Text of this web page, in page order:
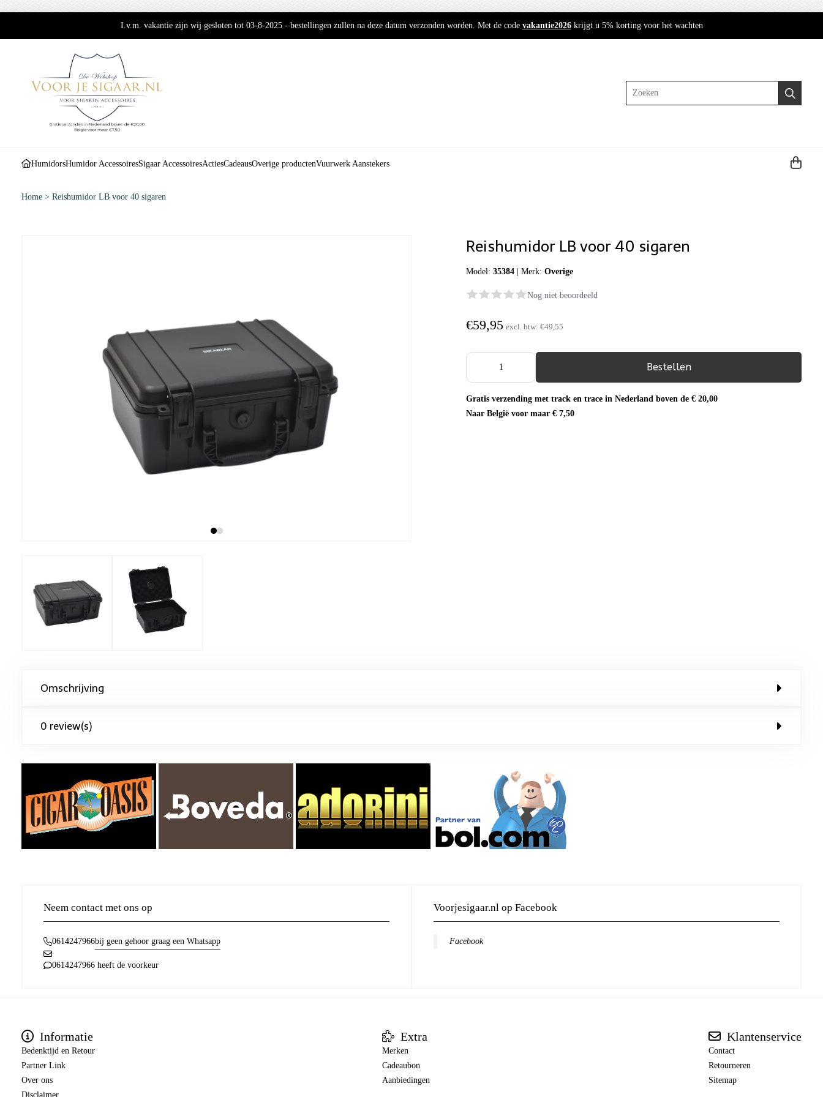
I.v.m. vakantie zijn wij gesloten tot 03-8-2025 - bestellingen zullen na deze datum verzonden worden. Met de code vakantie2026krijgt u 5% korting voor het wachten
Zoeken
HumidorsHumidor AccessoiresSigaar AccessoiresActiesCadeausOverige productenVuurwerk Aanstekers
Home > Reishumidor LB voor 40 sigaren
Reishumidor LB voor 40 sigaren
Model:35384 |Merk:Overige
Nog niet beoordeeld
€59,95 excl. btw:€49,55
Bestellen
Gratis verzending met track en trace in Nederland boven de € 20,00
Naar België voor maar € 7,50
Omschrijving
0 review(s)
Neem contact met ons op
0614247966bij geen gehoor graag een Whatsapp
0614247966 heeft de voorkeur
Voorjesigaar.nl op Facebook
Facebook
Informatie
Bedenktijd en Retour
Partner Link
Over ons
Disclaimer
Extra
Merken
Cadeaubon
Aanbiedingen
Klantenservice
Contact
Retourneren
Sitemap